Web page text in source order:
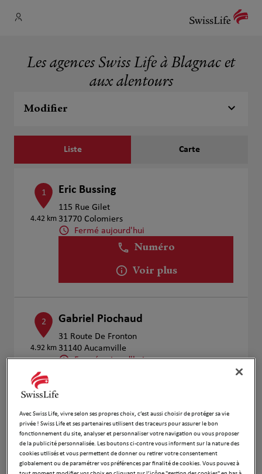
Les agences Swiss Life à Blagnac et
aux alentours
Modifier
Liste Carte
1
4.42 km
Eric Bussing
115 Rue Gilet
31770 Colomiers
Fermé aujourd'hui
Numéro
Voir plus
2
4.92 km
Gabriel Piochaud
31 Route De Fronton
31140 Aucamville
Fermé aujourd'hui
3
Pascale TONICELLO et François
Xavier SOUQUE
Avec Swiss Life, vivre selon ses propres choix, c’est aussi choisir de protéger sa vie
privée ! Swiss Life et ses partenaires utilisent des traceurs pour assurer le bon
fonctionnement du site, analyser et personnaliser votre navigation ou vous proposer
de la publicité personnalisée. Les boutons ci-contre vous informent sur la nature des
cookies utilisés et vous permettent de donner ou retirer votre consentement
globalement ou de paramétrer vos préférences par finalité de cookies. Vous pouvez à